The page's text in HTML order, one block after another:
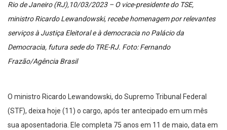
Rio de Janeiro (RJ),10/03/2023 – O vice-presidente do TSE,
ministro Ricardo Lewandowski, recebe homenagem por relevantes
serviços à Justiça Eleitoral e à democracia no Palácio da
Democracia, futura sede do TRE-RJ. Foto: Fernando
Frazão/Agência Brasil
O ministro Ricardo Lewandowski, do Supremo Tribunal Federal
(STF), deixa hoje (11) o cargo, após ter antecipado em um mês
sua aposentadoria. Ele completa 75 anos em 11 de maio, data em